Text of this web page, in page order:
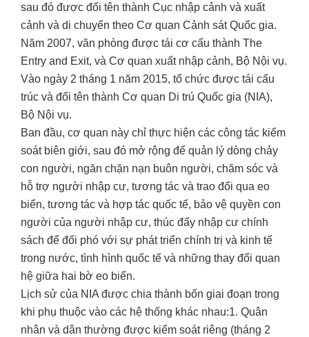
sau đó được đổi tên thành Cục nhập cảnh và xuất
cảnh và di chuyển theo Cơ quan Cảnh sát Quốc gia.
Năm 2007, văn phòng được tái cơ cấu thành The
Entry and Exit, và Cơ quan xuất nhập cảnh, Bộ Nội vụ.
Vào ngày 2 tháng 1 năm 2015, tổ chức được tái cấu
trúc và đổi tên thành Cơ quan Di trú Quốc gia (NIA),
Bộ Nội vụ.
Ban đầu, cơ quan này chỉ thực hiện các công tác kiểm
soát biên giới, sau đó mở rộng để quản lý dòng chảy
con người, ngăn chặn nạn buôn người, chăm sóc và
hỗ trợ người nhập cư, tương tác và trao đổi qua eo
biển, tương tác và hợp tác quốc tế, bảo vệ quyền con
người của người nhập cư, thúc đẩy nhập cư chính
sách để đối phó với sự phát triển chính trị và kinh tế
trong nước, tình hình quốc tế và những thay đổi quan
hệ giữa hai bờ eo biển.
Lịch sử của NIA được chia thành bốn giai đoạn trong
khi phụ thuộc vào các hệ thống khác nhau:1. Quân
nhân và dân thường được kiểm soát riêng (tháng 2